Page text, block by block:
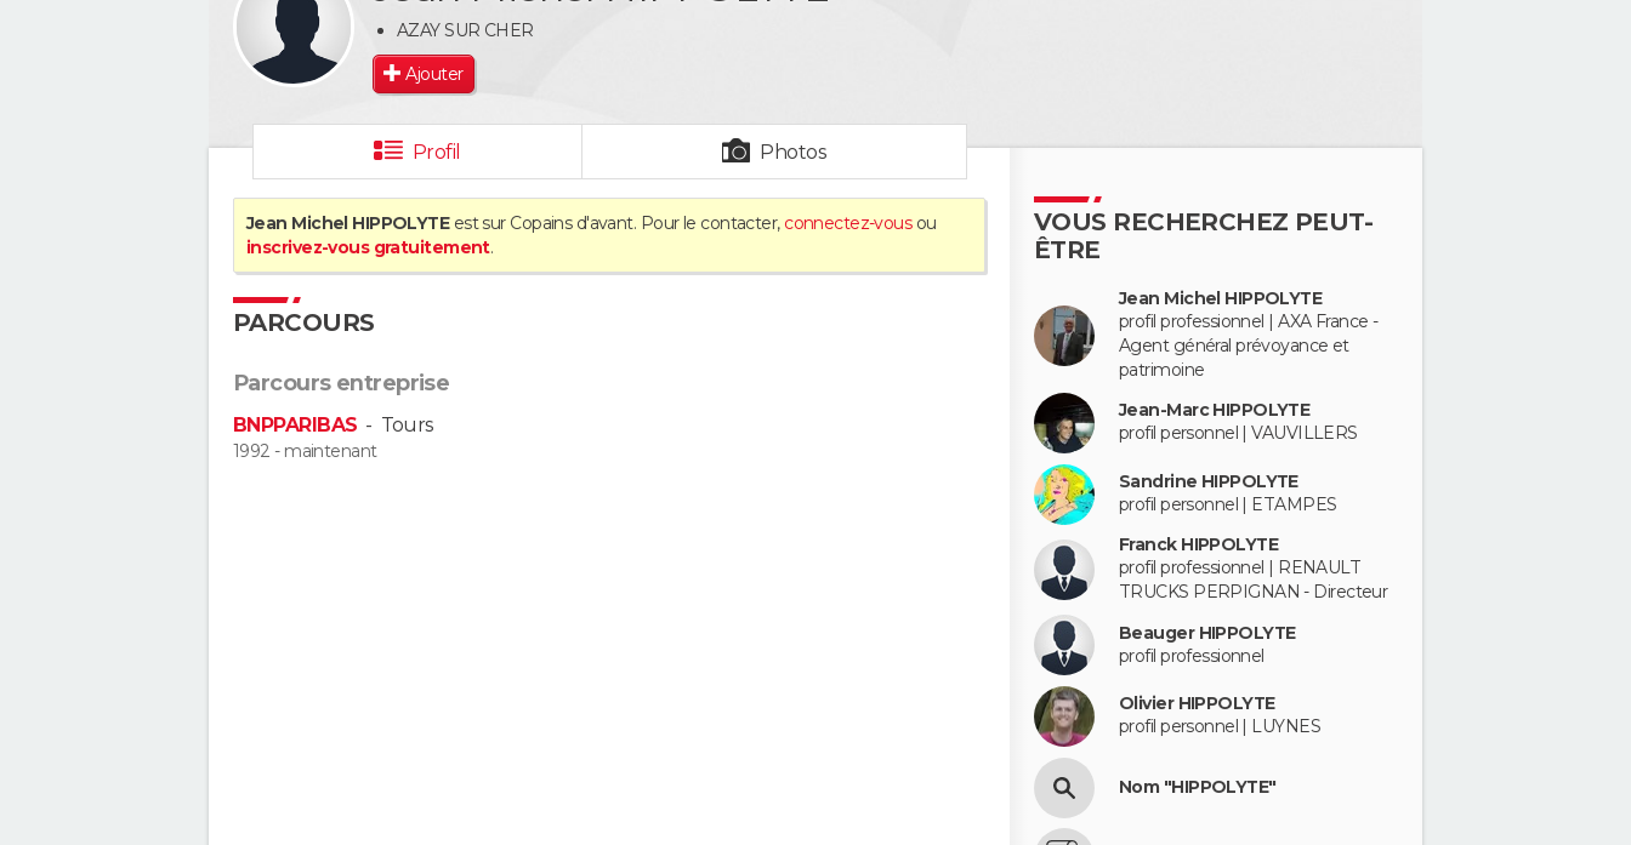
AZAY SUR CHER
Ajouter
Profil Photos
Jean Michel HIPPOLYTEest sur Copains d'avant. Pour le contacter, connectez-vousou
inscrivez-vous gratuitement.
PARCOURS
Parcours entreprise
BNPPARIBAS - Tours
1992 - maintenant
VOUS RECHERCHEZ PEUT-
ÊTRE
Jean Michel HIPPOLYTE
profil professionnel | AXA France -
Agent général prévoyance et
patrimoine
Jean-Marc HIPPOLYTE
profil personnel | VAUVILLERS
Sandrine HIPPOLYTE
profil personnel | ETAMPES
Franck HIPPOLYTE
profil professionnel | RENAULT
TRUCKS PERPIGNAN - Directeur
Beauger HIPPOLYTE
profil professionnel
Olivier HIPPOLYTE
profil personnel | LUYNES
Nom "HIPPOLYTE"